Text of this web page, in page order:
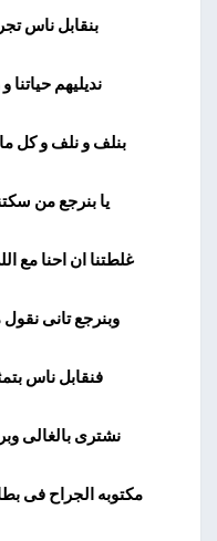
بنقابل ناس
نديليهم حياتنا
بنلف و نلف و كل
يا بنرجع من
غلطتنا ان احنا مع
وبنرجع تانى
فنقابل ناس
نشترى بالغالى
مكتوبه الجراح فى